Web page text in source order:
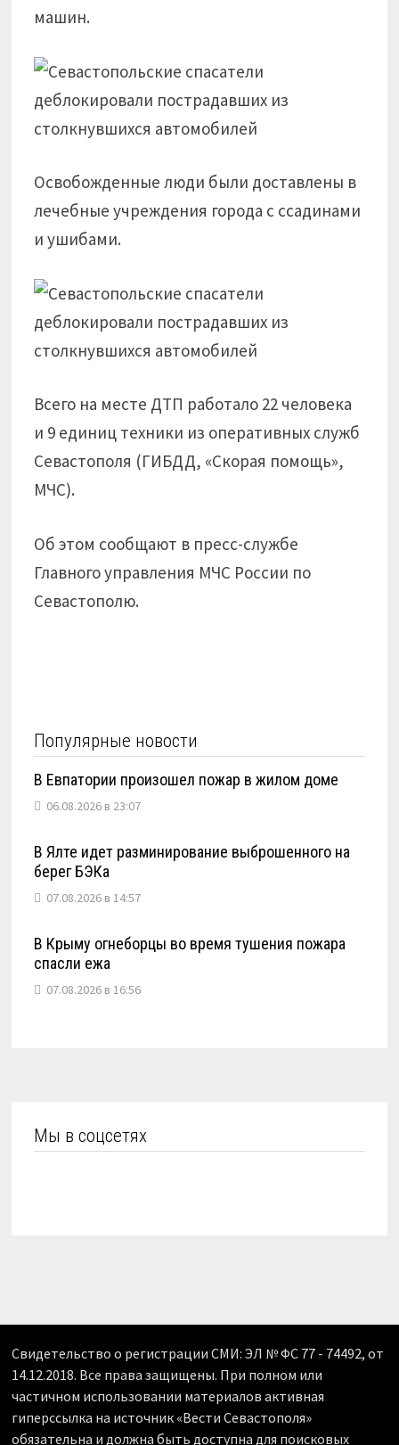
машин.
Освобожденные люди были доставлены в
лечебные учреждения города с ссадинами
и ушибами.
Всего на месте ДТП работало 22 человека
и 9 единиц техники из оперативных служб
Севастополя (ГИБДД, «Скорая помощь»,
МЧС).
Об этом сообщают в пресс-службе
Главного управления МЧС России по
Севастополю.
Популярные новости
В Евпатории произошел пожар в жилом доме
06.08.2026 в 23:07
В Ялте идет разминирование выброшенного на
берег БЭКа
07.08.2026 в 14:57
В Крыму огнеборцы во время тушения пожара
спасли ежа
07.08.2026 в 16:56
Мы в соцсетях
Свидетельство о регистрации СМИ: ЭЛ № ФС 77 - 74492, от
14.12.2018. Все права защищены. При полном или
частичном использовании материалов активная
гиперссылка на источник «Вести Севастополя»
обязательна и должна быть доступна для поисковых